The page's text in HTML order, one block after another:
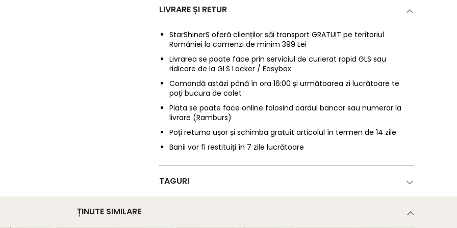
LIVRARE ȘI RETUR
StarShinerS oferă clienților săi transport GRATUIT pe teritoriul
României la comenzi de minim 399 Lei
Livrarea se poate face prin serviciul de curierat rapid GLS sau
ridicare de la GLS Locker / Easybox
Comandă astăzi până în ora 16:00 și următoarea zi lucrătoare te
poți bucura de colet
Plata se poate face online folosind cardul bancar sau numerar la
livrare (Ramburs)
Poți returna ușor și schimba gratuit articolul în termen de 14 zile
Banii vor fi restituiți în 7 zile lucrătoare
TAGURI
ȚINUTE SIMILARE